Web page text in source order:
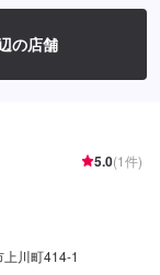
の店舗
5.0(1件)
川町414-1